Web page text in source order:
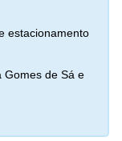
estacionamento
Gomes de Sá e